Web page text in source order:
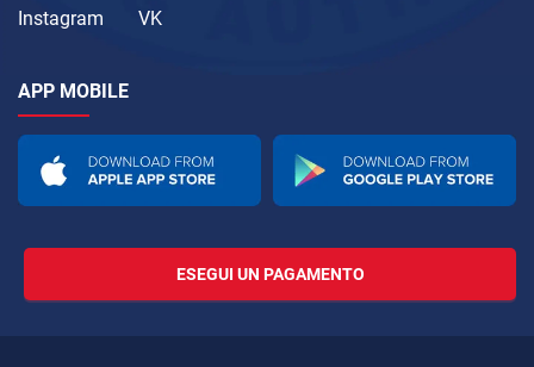
Instagram
VK
APP MOBILE
ESEGUI UN PAGAMENTO